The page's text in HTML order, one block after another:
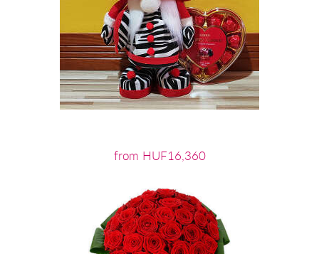
from HUF16,360